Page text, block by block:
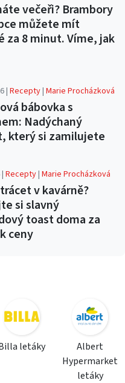
večeři? Brambory
můžete mít
za 8 minut. Víme, jak
|Recepty|Marie Procházková
bábovka s
Nadýchaný
který si zamilujete
|Recepty|Marie Procházková
v kavárně?
si slavný
toast doma za
ceny
letáky
Albert
Hypermarket
letáky